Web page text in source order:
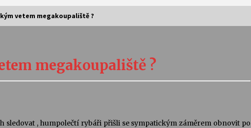
Stávám se kapkou
30. 7. 2026
festival
7.–1. 8.
vetem megakoupaliště ?
megakoupaliště ?
sledovat , humpolečtí rybáři přišli se sympatickým záměrem obnovit po